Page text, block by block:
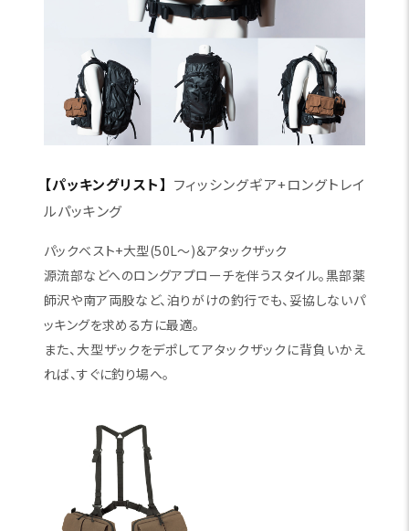
【パッキングリスト】 フィッシングギア+ロングトレイ
ルパッキング
パックベスト+大型(50L～)＆アタックザック
源流部などへのロングアプローチを伴うスタイル。黒部薬
師沢や南ア両股など、泊りがけの釣行でも、妥協しないパ
ッキングを求める方に最適。
また、大型ザックをデポしてアタックザックに背負いかえ
れば、すぐに釣り場へ。